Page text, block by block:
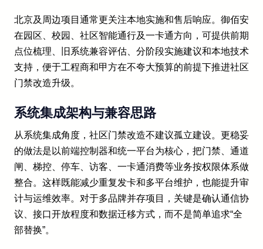
北京及周边项目通常更关注本地实施和售后响应。御佰安
在园区、校园、社区智能通行及一卡通方向，可提供前期
点位梳理、旧系统兼容评估、分阶段实施建议和本地技术
支持，便于工程商和甲方在不夸大预算的前提下推进社区
门禁改造升级。
系统集成架构与兼容思路
从系统集成角度，社区门禁改造不建议孤立建设。更稳妥
的做法是以前端控制器和统一平台为核心，把门禁、通道
闸、梯控、停车、访客、一卡通消费等业务按权限体系做
整合。这样既能减少重复发卡和多平台维护，也能提升审
计与运维效率。对于多品牌并存项目，关键是确认通信协
议、接口开放程度和数据迁移方式，而不是简单追求“全
部替换”。